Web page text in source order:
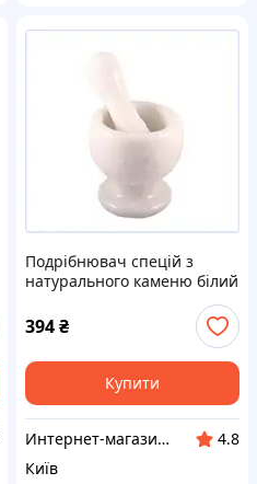
Подрібнювач спецій з
натурального каменю білий
394₴
Купити
Интернет-магазин TVOЁ
4.8
Київ